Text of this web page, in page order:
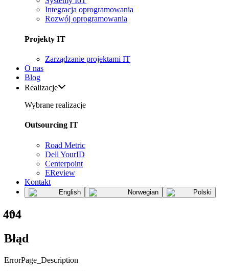
Integracja oprogramowania
Rozwój oprogramowania
Projekty IT
Zarządzanie projektami IT
O nas
Blog
Realizacje
Wybrane realizacje
Outsourcing IT
Road Metric
Dell YourID
Centerpoint
EReview
Kontakt
English Norwegian Polski
404
Błąd
ErrorPage_Description